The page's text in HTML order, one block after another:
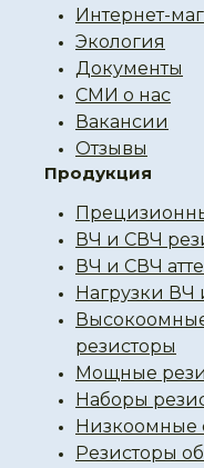
Интернет-
Экология
Документы
СМИ о нас
Вакансии
Отзывы
Продукция
ВЧ и СВЧ
ВЧ и СВЧ
Нагрузки ВЧ
резисторы
Мощные
Наборы
Низкоомные
Резисторы